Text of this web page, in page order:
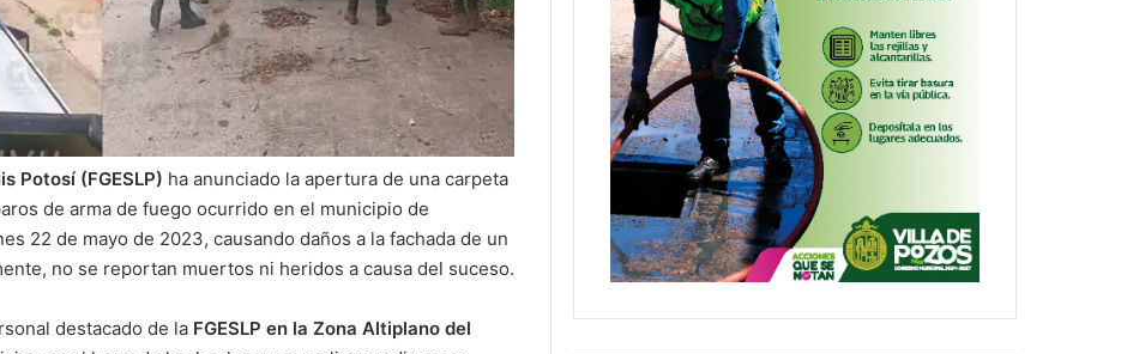
Potosí (FGESLP) ha anunciado la apertura de una carpeta
de arma de fuego ocurrido en el municipio de
22 de mayo de 2023, causando daños a la fachada de un
no se reportan muertos ni heridos a causa del suceso.
destacado de la FGESLP en la Zona Altiplano del